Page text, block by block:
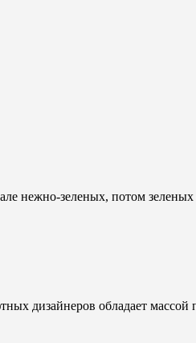
нежно-зеленых, потом
дизайнеров обладает массой